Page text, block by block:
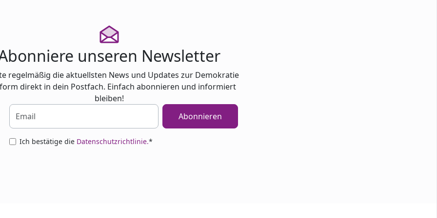
unseren Newsletter
regelmäßig die aktuellsten News und Updates zur Demokratie
direkt in dein Postfach. Einfach abonnieren und informiert
bleiben!
Ich bestätige die Datenschutzrichtlinie.*
Abonnieren